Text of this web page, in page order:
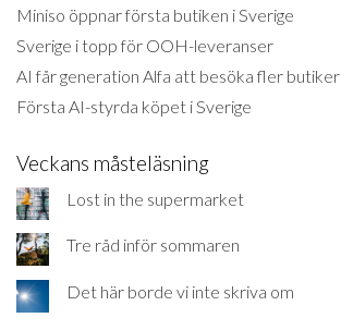
Miniso öppnar första butiken i Sverige
Sverige i topp för OOH-leveranser
AI får generation Alfa att besöka fler butiker
Första AI-styrda köpet i Sverige
Veckans måsteläsning
Lost in the supermarket
Tre råd inför sommaren
Det här borde vi inte skriva om